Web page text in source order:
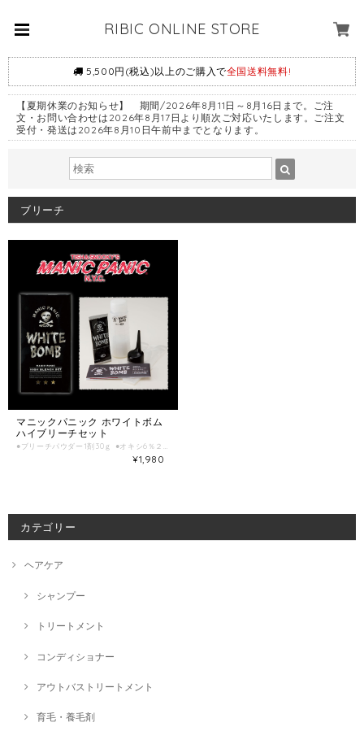
RIBIC ONLINE STORE
5,500円(税込)以上のご購入で全国送料無料!
【夏期休業のお知らせ】 期間/2026年8月11日～8月16日まで。ご注
文・お問い合わせは2026年8月17日より順次ご対応いたします。ご注文
受付・発送は2026年8月10日午前中までとなります。
ブリーチ
マニックパニック ホワイトボム
ハイブリーチセット
¥1,980
カテゴリー
ヘアケア
シャンプー
トリートメント
コンディショナー
アウトバストリートメント
育毛・養毛剤